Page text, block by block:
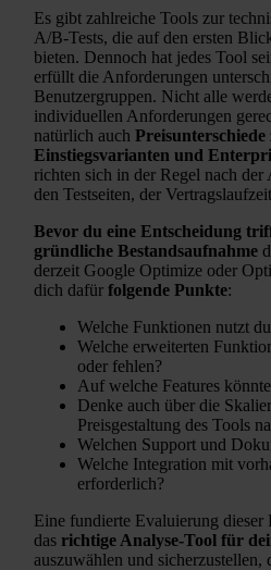
Es gibt zahlreiche Tools zur
A/B-Tests, die auf den ersten
bieten. Dennoch hat jedes Tool
erfüllt die Anforderungen
Benutzergruppen. Nicht alle
individuellen Anforderungen
natürlich auch Preisunterschiede
Einstiegsvarianten und
richten sich in der Regel nach
den Testseiten, der
Bevor du eine Entscheidung
gründliche Bestandsaufnahme
derzeit Google Optimize oder
dich dafür folgende Punkte:
Welche Funktionen nutzt
Welche erweiterten
oder fehlen?
Auf welche Features
Denke auch über die
Preisgestaltung des Tools
Welchen Support und
Welche Integration mit
erforderlich?
Eine fundierte Evaluierung
das richtige Analyse-Tool für
auszuwählen und sicherzustellen,